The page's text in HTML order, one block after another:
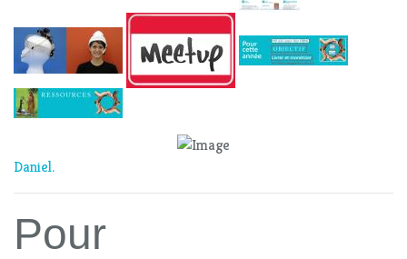
Daniel.
Pour